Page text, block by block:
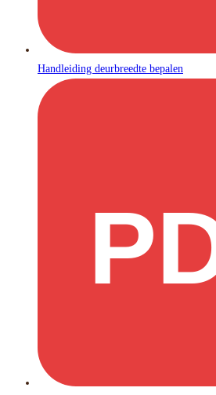
Handleiding deurbreedte bepalen